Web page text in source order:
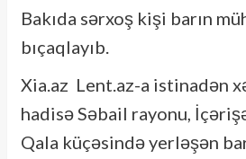
Bakıda sərxoş kişi barın
bıçaqlayıb.
Xia.az Lent.az-a istinadən
hadisə Səbail rayonu,
Qala küçəsində yerləşən